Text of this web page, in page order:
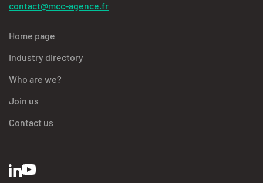
contact@mcc-agence.fr
Home page
Industry directory
Who are we?
Join us
Contact us